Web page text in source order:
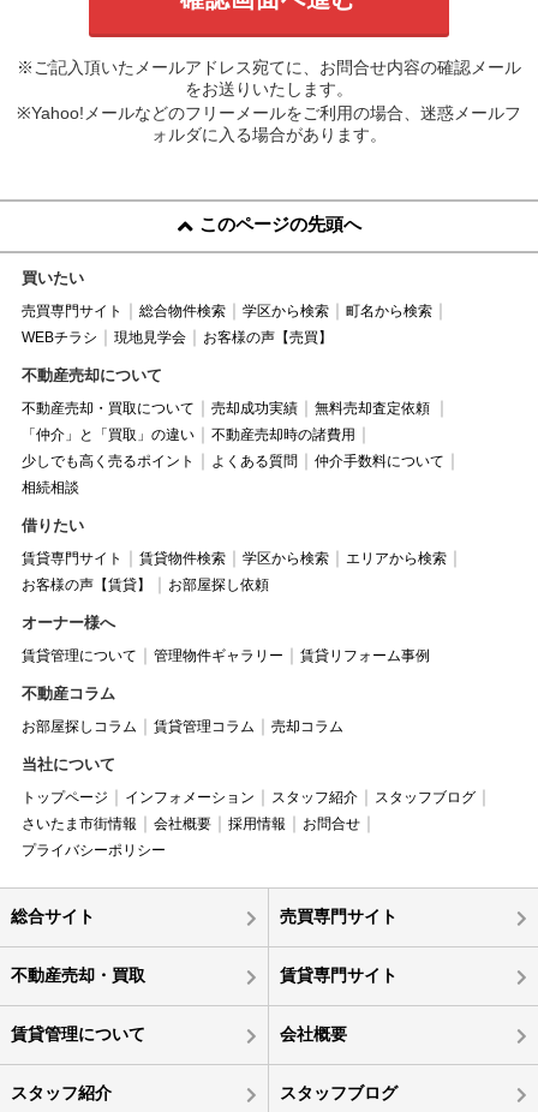
※ご記入頂いたメールアドレス宛てに、お問合せ内容の確認メール
をお送りいたします。
※Yahoo!メールなどのフリーメールをご利用の場合、迷惑メールフ
ォルダに入る場合があります。
このページの先頭へ
買いたい
売買専門サイト 総合物件検索 学区から検索
町名から検索
WEBチラシ
現地見学会 お客様の声【売買】
不動産売却について
不動産売却・買取について 売却成功実績
無料売却査定依頼
「仲介」と「買取」の違い
不動産売却時の諸費用
少しでも高く売るポイント
よくある質問
仲介手数料について
相続相談
借りたい
賃貸専門サイト 賃貸物件検索 学区から検索
エリアから検索
お客様の声【賃貸】
お部屋探し依頼
オーナー様へ
賃貸管理について 管理物件ギャラリー 賃貸リフォーム事例
不動産コラム
お部屋探しコラム 賃貸管理コラム 売却コラム
当社について
トップページ インフォメーション スタッフ紹介
スタッフブログ
さいたま市街情報
会社概要 採用情報
お問合せ
プライバシーポリシー
総合サイト 売買専門サイト
不動産売却・買取 賃貸専門サイト
賃貸管理について 会社概要
スタッフ紹介 スタッフブログ